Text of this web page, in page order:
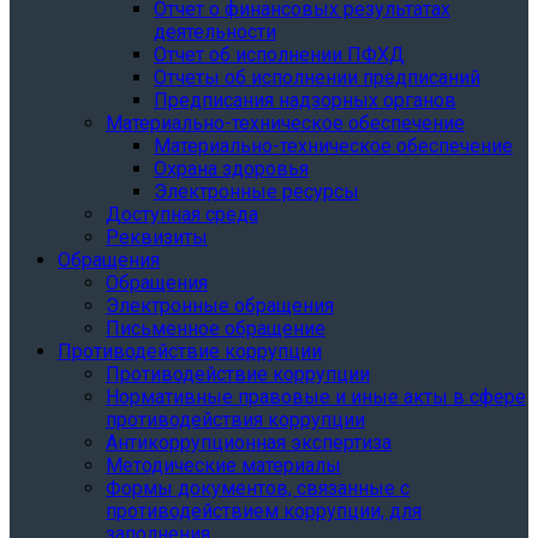
Отчет о финансовых результатах
деятельности
Отчет об исполнении ПФХД
Отчеты об исполнении предписаний
Предписания надзорных органов
Материально-техническое обеспечение
Материально-техническое обеспечение
Охрана здоровья
Электронные ресурсы
Доступная среда
Реквизиты
Обращения
Обращения
Электронные обращения
Письменное обращение
Противодействие коррупции
Противодействие коррупции
Нормативные правовые и иные акты в сфере
противодействия коррупции
Антикоррупционная экспертиза
Методические материалы
Формы документов, связанные с
противодействием коррупции, для